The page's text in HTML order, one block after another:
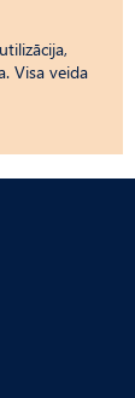
Visa veida